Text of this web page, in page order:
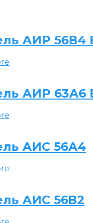
АИР 56В4
АИР 63А6
АИС 56А4
АИС 56В2